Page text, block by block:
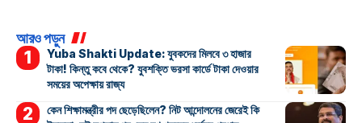
আরও পড়ুন
Yuba Shakti Update: যুবকদের মিলবে ৩ হাজার
টাকা! কিন্তু কবে থেকে? যুবশক্তি ভরসা কার্ডে টাকা দেওয়ার
সময়ের অপেক্ষায় রাজ্য
কেন শিক্ষামন্ত্রীর পদ ছেড়েছিলেন? নিট আন্দোলনের জেরেই কি